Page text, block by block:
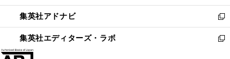
開
く
ウ
で
開
く
ン
ド
ウ
で
ウ
ィ
ン
ド
集英社アドナビ
新
し
い
集英社エディターズ・ラボ
新